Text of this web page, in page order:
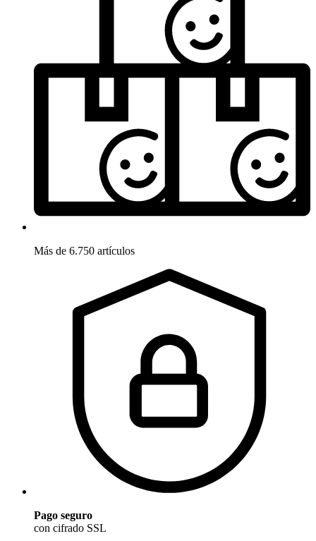
Más de 6.750 artículos
Pago seguro
con cifrado SSL